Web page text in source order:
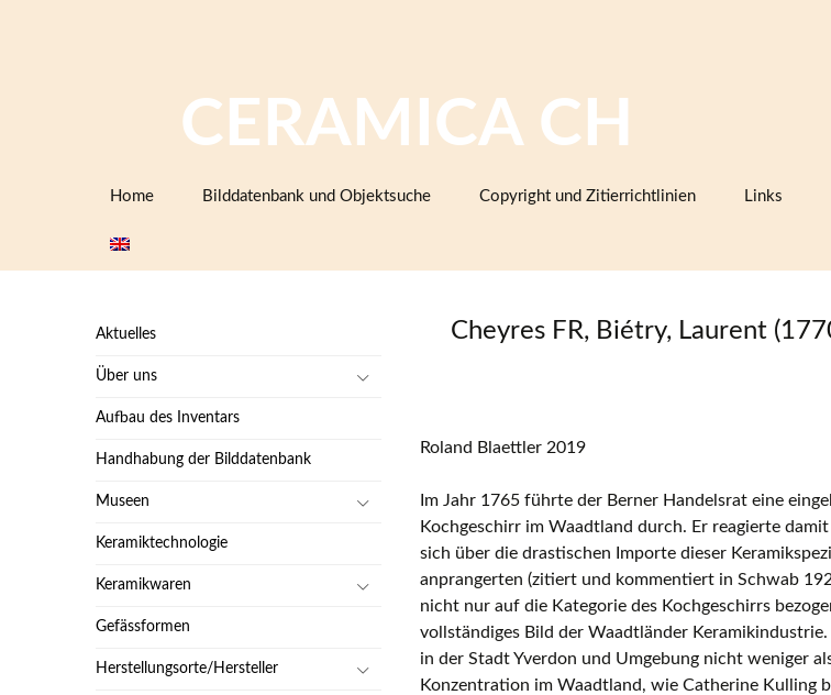
CERAMICA CH
springen
Home Bilddatenbank und Objektsuche Copyright und Zitierrichtlinien Links
Cheyres FR, Biétry, Laurent
Roland Blaettler 2019
Im Jahr 1765 führte der Berner Handelsrat eine
Kochgeschirr im Waadtland durch. Er reagierte
sich über die drastischen Importe dieser
anprangerten (zitiert und kommentiert in Schwab
nicht nur auf die Kategorie des Kochgeschirrs
vollständiges Bild der Waadtländer
in der Stadt Yverdon und Umgebung nicht weniger
Konzentration im Waadtland, wie Catherine Kulling
Aktuelles
Über uns
Aufbau des Inventars
Handhabung der Bilddatenbank
Museen
Keramiktechnologie
Keramikwaren
Gefässformen
Herstellungsorte/Hersteller